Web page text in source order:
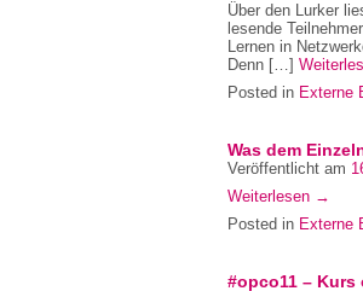
Über den Lurker
lesende
Lernen in
Denn […]
Posted in Externe
Was dem
Veröffentlicht am
Weiterlesen →
Posted in Externe
#opco11 – Kurs